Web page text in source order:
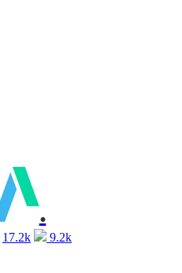
.
17.2k 9.2k